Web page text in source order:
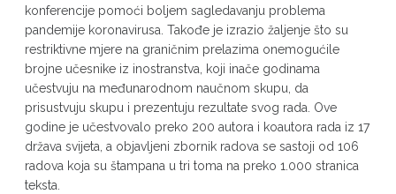
konferencije pomoći boljem sagledavanju problema
pandemije koronavirusa. Takođe je izrazio žaljenje što su
restriktivne mjere na graničnim prelazima onemogućile
brojne učesnike iz inostranstva, koji inače godinama
učestvuju na međunarodnom naučnom skupu, da
prisustvuju skupu i prezentuju rezultate svog rada. Ove
godine je učestvovalo preko 200 autora i koautora rada iz 17
država svijeta, a objavljeni zbornik radova se sastoji od 106
radova koja su štampana u tri toma na preko 1.000 stranica
teksta.